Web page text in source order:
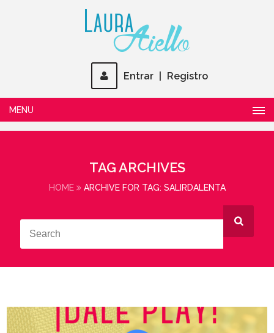
Entrar Registro
MENU
TAG ARCHIVES
HOME ARCHIVE FOR TAG: SALIRDALENTA